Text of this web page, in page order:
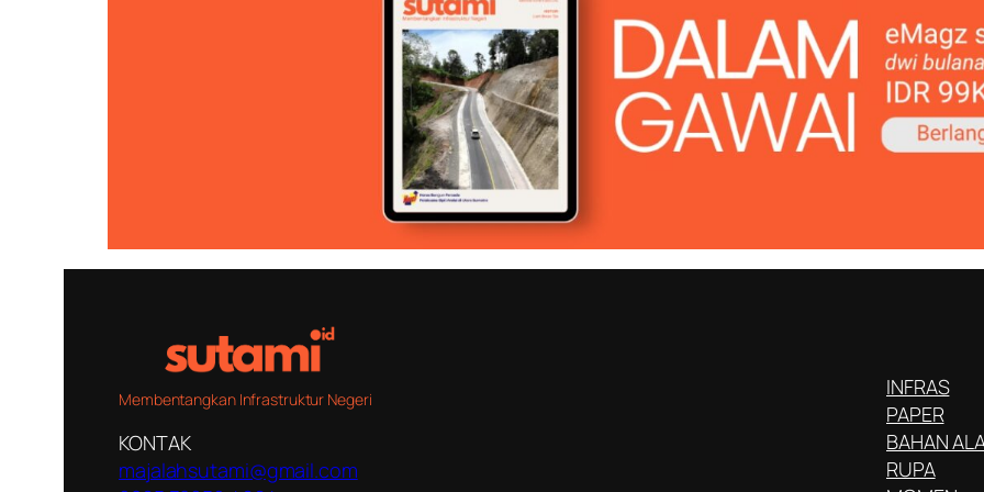
Membentangkan Infrastruktur Negeri
KONTAK
majalahsutami@gmail.com
INFRAS
PAPER
BAHAN
RUPA